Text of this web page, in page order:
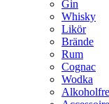
Gin
Whisky
Likör
Brände
Rum
Cognac
Wodka